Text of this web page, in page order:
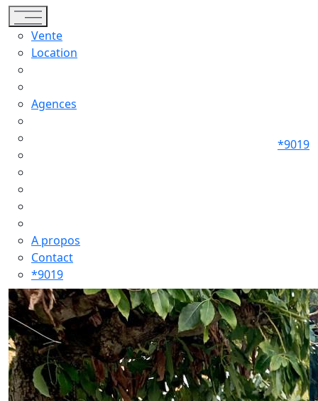
Toggle navigation
Vente
Location
Agences
A propos
Contact
*9019
*9019